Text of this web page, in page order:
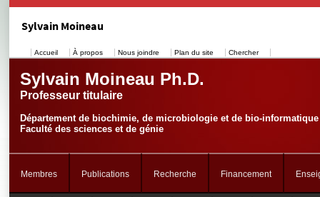
Sylvain Moineau
Accueil À propos Nous joindre Plan du site Chercher
Sylvain Moineau Ph.D.
Professeur titulaire
Département de biochimie, de microbiologie et de bio-informatique
Faculté des sciences et de génie
Membres Publications Recherche Financement